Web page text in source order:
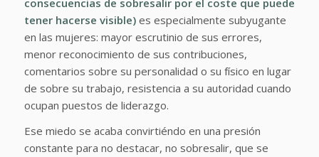
tener hacerse visible)es especialmente subyugante
en las mujeres: mayor escrutinio de sus errores,
menor reconocimiento de sus contribuciones,
comentarios sobre su personalidad o su físico en lugar
de sobre su trabajo, resistencia a su autoridad cuando
ocupan puestos de liderazgo.
Ese miedo se acaba convirtiéndo en una presión
constante para no destacar, no sobresalir, que se